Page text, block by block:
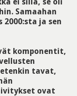
Samaahan
ja sen
komponentit,
tavat,
ovat